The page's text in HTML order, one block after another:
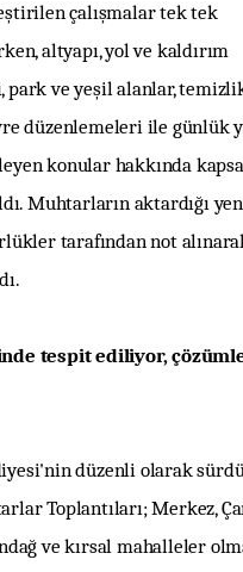
çalışmalar tek tek
altyapı, yol ve kaldırım
park ve yeşil alanlar,
düzenlemeleri ile günlük
konular hakkında
Muhtarların aktardığı
tarafından not
tespit ediliyor,
düzenli olarak
Toplantıları; Merkez,
ve kırsal mahalleler